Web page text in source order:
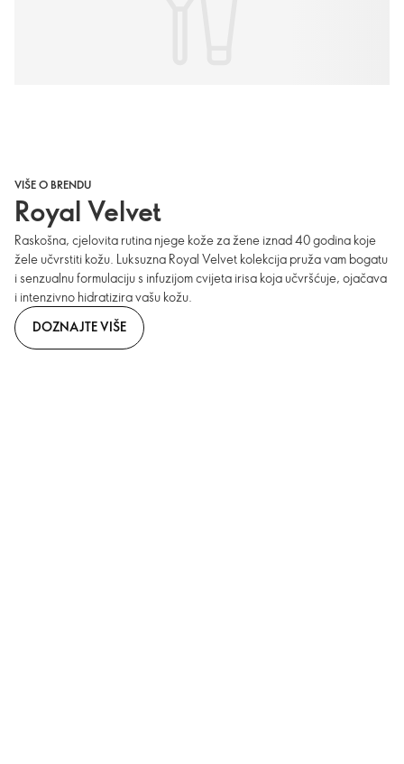
VIŠE O BRENDU
Royal Velvet
Raskošna, cjelovita rutina njege kože za žene iznad 40 godina koje
žele učvrstiti kožu. Luksuzna Royal Velvet kolekcija pruža vam bogatu
i senzualnu formulaciju s infuzijom cvijeta irisa koja učvršćuje, ojačava
i intenzivno hidratizira vašu kožu.
DOZNAJTE VIŠE